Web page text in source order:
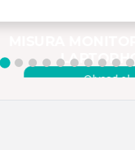
Olvasd el ›